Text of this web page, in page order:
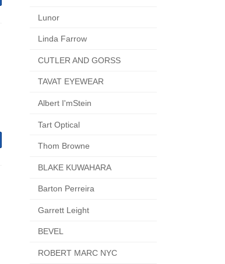
Lunor
Linda Farrow
CUTLER AND GORSS
TAVAT EYEWEAR
Albert I'mStein
Tart Optical
Thom Browne
BLAKE KUWAHARA
Barton Perreira
Garrett Leight
BEVEL
ROBERT MARC NYC